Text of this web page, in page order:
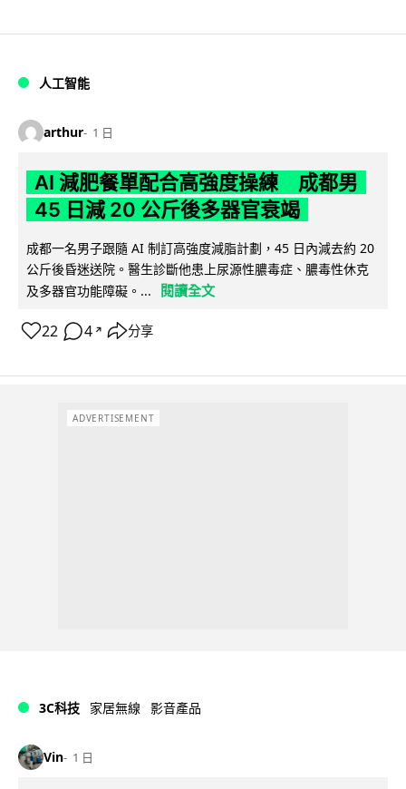
人工智能
arthur 1 日
AI 減肥餐單配合高強度操練 成都男
45 日減 20 公斤後多器官衰竭
成都一名男子跟隨 AI 制訂高強度減脂計劃，45 日內減去約 20
公斤後昏迷送院。醫生診斷他患上尿源性膿毒症、膿毒性休克
及多器官功能障礙。...
閱讀全文
22 4 ↗ 分享
ADVERTISEMENT
3C科技 家居無線 影音產品
Vin 1 日